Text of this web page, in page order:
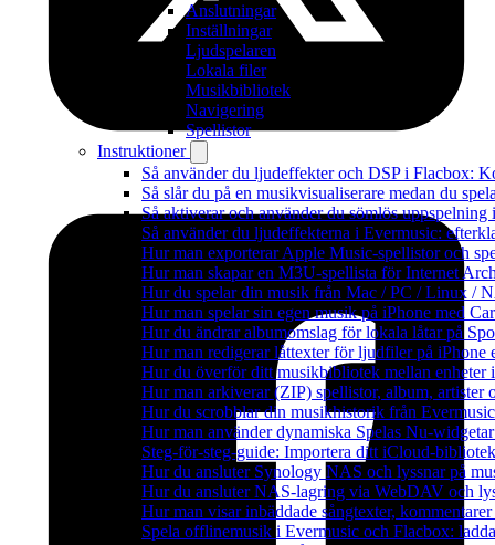
Anslutningar
Inställningar
Ljudspelaren
Lokala filer
Musikbibliotek
Navigering
Spellistor
Instruktioner
Så använder du ljudeffekter och DSP i Flacbox:
Så slår du på en musikvisualiserare medan du
Så aktiverar och använder du sömlös uppspelning
Så använder du ljudeffekterna i Evermusic:
Hur man exporterar Apple Music-spellistor och
Hur man skapar en M3U-spellista för Internet
Hur du spelar din musik från Mac / PC / Linux /
Hur man spelar sin egen musik på iPhone med
Hur du ändrar albumomslag för lokala låtar på
Hur man redigerar låttexter för ljudfiler på iPhone
Hur du överför ditt musikbibliotek mellan enheter
Hur man arkiverar (ZIP) spellistor, album, artister
Hur du scrobblar din musikhistorik från
Hur man använder dynamiska Spelas Nu-
Steg-för-steg-guide: Importera ditt iCloud-
Hur du ansluter Synology NAS och lyssnar på
Hur du ansluter NAS-lagring via WebDAV och
Hur man visar inbäddade sångtexter,
Spela offlinemusik i Evermusic och Flacbox: